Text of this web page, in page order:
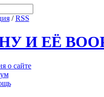
/RSS
И ЕЁ
о сайте